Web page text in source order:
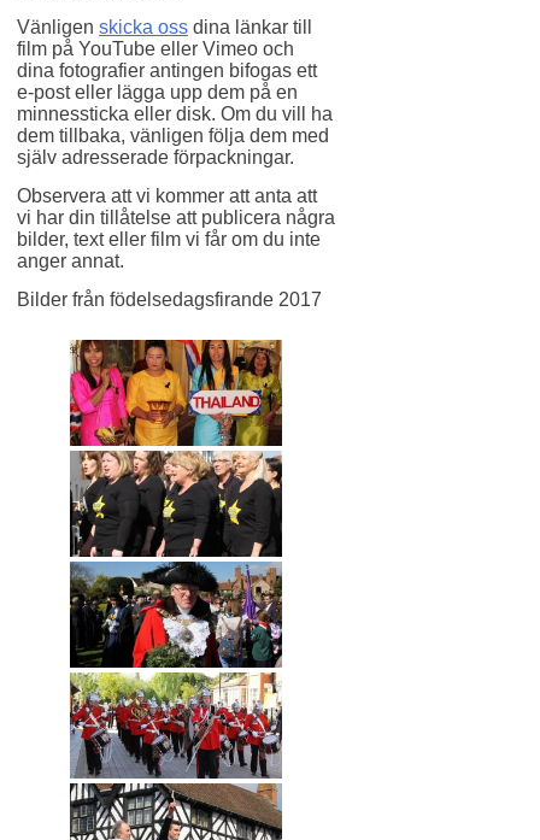
Vänligen skicka oss dina länkar till
film på YouTube eller Vimeo och
dina fotografier antingen bifogas ett
e-post eller lägga upp dem på en
minnessticka eller disk. Om du vill ha
dem tillbaka, vänligen följa dem med
själv adresserade förpackningar.
Observera att vi kommer att anta att
vi har din tillåtelse att publicera några
bilder, text eller film vi får om du inte
anger annat.
Bilder från födelsedagsfirande 2017